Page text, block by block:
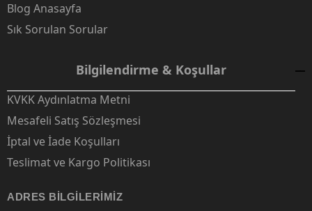
Blog Anasayfa
Sık Sorulan Sorular
Bilgilendirme & Koşullar
KVKK Aydınlatma Metni
Mesafeli Satış Sözleşmesi
İptal ve İade Koşulları
Teslimat ve Kargo Politikası
ADRES BILGILERIMIZ